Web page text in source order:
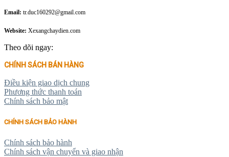
Email: tr.duc160292@gmail.com
Website: Xexangchaydien.com
Theo dõi ngay:
CHÍNH SÁCH BÁN HÀNG
Điều kiện giao dịch chung
Phương thức thanh toán
Chính sách bảo mật
CHÍNH SÁCH BẢO HÀNH
Chính sách bảo hành
Chính sách vận chuyển và giao nhận